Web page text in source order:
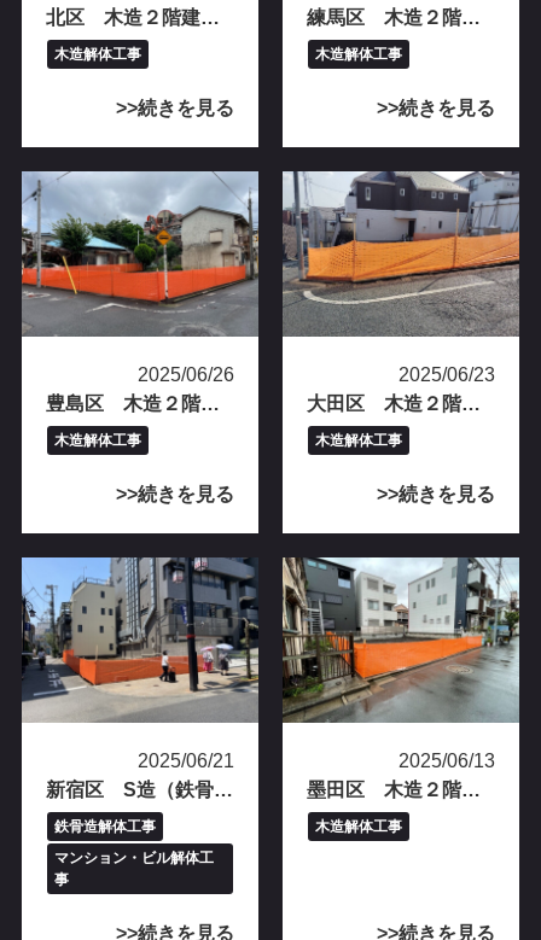
北区 木造２階建て解体工事完工
木造解体工事
続きを見る
練馬区 木造２階建て解体工事完工
木造解体工事
続きを見る
2025/06/26
豊島区 木造２階建て解体工事完工
木造解体工事
続きを見る
2025/06/23
大田区 木造２階建て解体工事完工
木造解体工事
続きを見る
2025/06/21
新宿区 S造（鉄骨造）3階建てビル解体工事完工
鉄⾻造解体⼯事
マンション・ビル解体⼯
事
続きを見る
2025/06/13
墨田区 木造２階建て解体工事完工
木造解体工事
続きを見る